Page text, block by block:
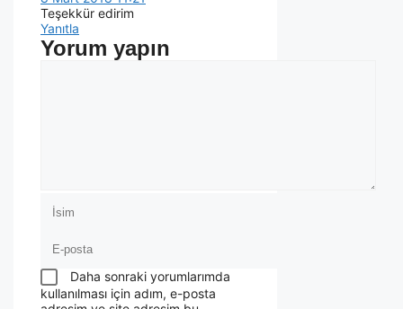
Teşekkür edirim
Yanıtla
Yorum yapın
Daha sonraki yorumlarımda
kullanılması için adım, e-posta